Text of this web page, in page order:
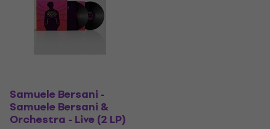
Samuele Bersani -
Samuele Bersani &
Orchestra - Live (2 LP)